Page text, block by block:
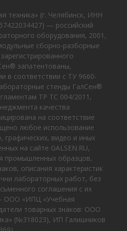
(г. Челябинск, ИНН
— российский
оборудования, 2001,
сборно-разборные
запатентованы,
в соответствии с ТУ 9660-
стенды ГалСен®
ТР ТС 004/2011,
качества
на соответствие
любое использование
графических, видео и иных
на сайте GALSEN.RU,
промышленных образцов,
описания характеристик
лабораторных работ, без
соглашения с их
ООО «ИПЦ «Учебная
товарных знаков: ООО
(№318023), ИП Галишников